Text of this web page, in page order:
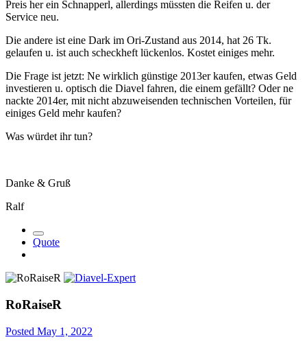
Preis her ein Schnapperl, allerdings müssten die Reifen u. der
Service neu.
Die andere ist eine Dark im Ori-Zustand aus 2014, hat 26 Tk.
gelaufen u. ist auch scheckheft lückenlos. Kostet einiges mehr.
Die Frage ist jetzt: Ne wirklich günstige 2013er kaufen, etwas Geld
investieren u. optisch die Diavel fahren, die einem gefällt? Oder ne
nackte 2014er, mit nicht abzuweisenden technischen Vorteilen, für
einiges Geld mehr kaufen?
Was würdet ihr tun?
Danke & Gruß
Ralf
Quote
RoRaiseR
Posted May 1, 2022